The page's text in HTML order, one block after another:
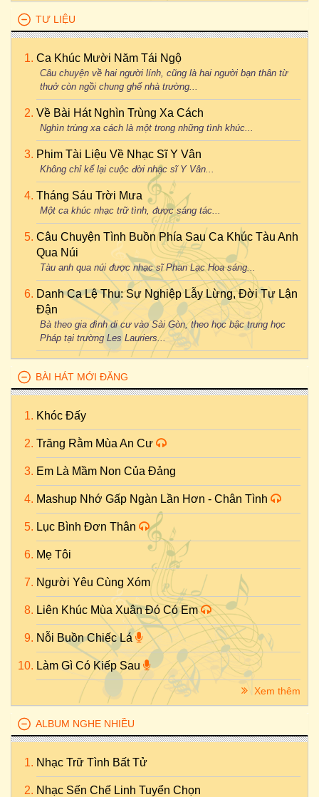
TƯ LIỆU
Ca Khúc Mười Năm Tái Ngộ
Câu chuyện về hai người lính, cũng là hai người bạn thân từ
thuở còn ngồi chung ghế nhà trường...
Về Bài Hát Nghìn Trùng Xa Cách
Nghìn trùng xa cách là một trong những tình khúc...
Phim Tài Liệu Về Nhạc Sĩ Y Vân
Không chỉ kể lại cuộc đời nhạc sĩ Y Vân...
Tháng Sáu Trời Mưa
Một ca khúc nhạc trữ tình, được sáng tác...
Câu Chuyện Tình Buồn Phía Sau Ca Khúc Tàu Anh
Qua Núi
Tàu anh qua núi được nhạc sĩ Phan Lạc Hoa sáng...
Danh Ca Lệ Thu: Sự Nghiệp Lẫy Lừng, Đời Tư Lận
Đận
Bà theo gia đình di cư vào Sài Gòn, theo học bậc trung học
Pháp tại trường Les Lauriers...
BÀI HÁT MỚI ĐĂNG
Khóc Đấy
Trăng Rằm Mùa An Cư
Em Là Mầm Non Của Đảng
Mashup Nhớ Gấp Ngàn Lần Hơn - Chân Tình
Lục Bình Đơn Thân
Mẹ Tôi
Người Yêu Cùng Xóm
Liên Khúc Mùa Xuân Đó Có Em
Nỗi Buồn Chiếc Lá
Làm Gì Có Kiếp Sau
Xem thêm
ALBUM NGHE NHIỀU
Nhạc Trữ Tình Bất Tử
Nhạc Sến Chế Linh Tuyển Chọn